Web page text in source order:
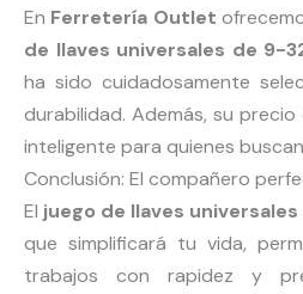
En Ferretería Outlet
de llaves universales de 9-
ha sido cuidadosamente
durabilidad. Además, su
inteligente para quienes
Conclusión: El compañero
El juego de llaves
que simplificará tu vida,
trabajos con rapidez y